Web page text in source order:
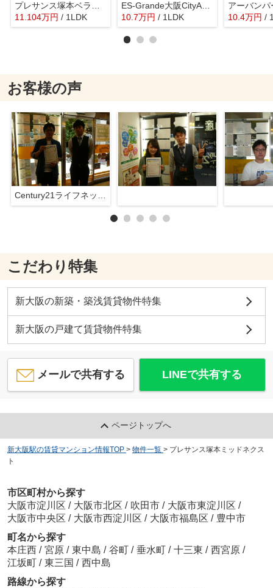
プレサンス塚本ベラビィ
11.104万円 / 1LDK
ES-Grande大阪CityAvenue
10.7万円 / 1LDK
アーバン
10.4万円 /
お客様の声
こだわり特集
新大阪の新築・築浅賃貸物件特集
新大阪の戸建て賃貸物件特集
メールで共有する LINEで共有する
ページトップへ
新大阪駅の賃貸マンション情報TOP > 物件一覧 > プレサンス塚本ミッドネクス
ト
市区町村から探す
大阪市淀川区 / 大阪市北区 / 吹田市 / 大阪市東淀川区 /
大阪市中央区 / 大阪市西淀川区 / 大阪市福島区 / 豊中市
町名から探す
本庄西 / 宮原 / 東中島 / 谷町 / 垂水町 / 十三東 / 西宮原 /
江坂町 / 東三国 / 西中島
路線から探す